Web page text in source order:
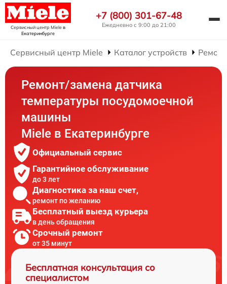
Сервисный центр Mieleв
Екатеринбурге
+7 (800) 301-67-48
Ежедневно с 9:00 до 21:00
Сервисный центр Miele Каталог устройств
Ремонт/замена датчика
температуры посудомоечной
машины
Miele в Екатеринбурге
Официальный сервис
Гарантийное обслуживание
до 3 лет
Диагностика за наш счет,
ремонт по желанию
Бесплатный выезд курьера
в день обращения
Срочный ремонт
от 35 минут
Бесплатная консультация со
специалистом